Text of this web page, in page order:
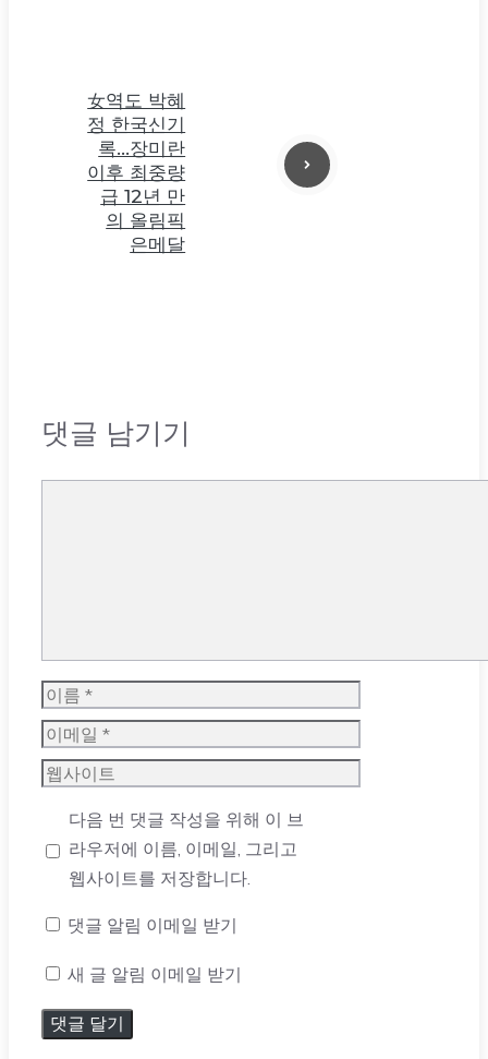
女역도 박혜
정 한국신기
록…장미란
이후 최중량
급 12년 만
의 올림픽
은메달
댓글 남기기
이
름
이
메
일
웹
트
다음 번 댓글 작성을 위해 이 브
라우저에 이름, 이메일, 그리고
웹사이트를 저장합니다.
댓글 알림 이메일 받기
새 글 알림 이메일 받기